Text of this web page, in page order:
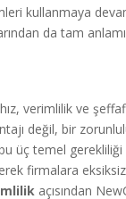
kullanmaya
da tam
verimlilik ve
değil, bir
üç temel
firmalara
açısından